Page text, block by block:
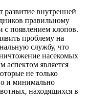
внутренней
правильному
с появлением клопов.
проблему на
службу, что
насекомых
аспектом является
не только
и минимально
находящихся в